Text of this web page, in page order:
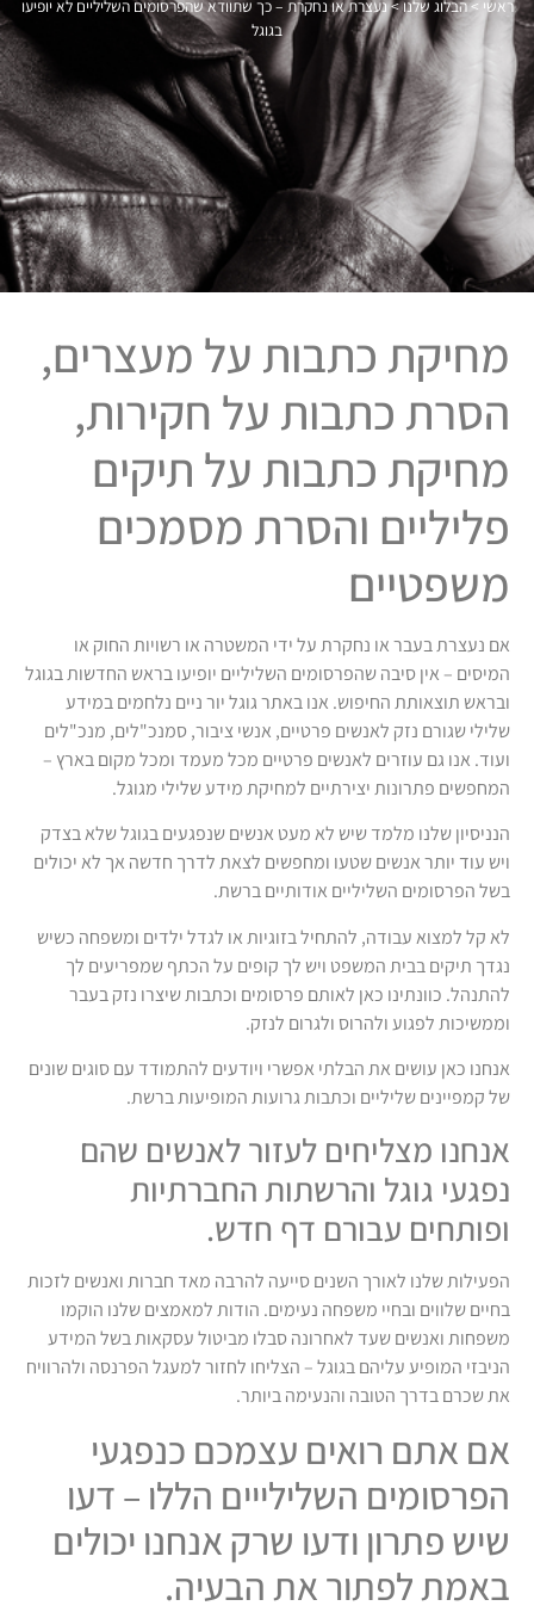
ראשי >הבלוג שלנו>נעצרת או נחקרת – כך שתוודא שהפרסומים השליליים לא יופיעו
בגוגל
מחיקת כתבות על מעצרים,
הסרת כתבות על חקירות,
מחיקת כתבות על תיקים
פליליים והסרת מסמכים
משפטיים
אם נעצרת בעבר או נחקרת על ידי המשטרה או רשויות החוק או
המיסים – אין סיבה שהפרסומים השליליים יופיעו בראש החדשות בגוגל
ובראש תוצאותת החיפוש. אנו באתר גוגל יור ניים נלחמים במידע
שלילי שגורם נזק לאנשים פרטיים, אנשי ציבור, סמנכ"לים, מנכ"לים
ועוד. אנו גם עוזרים לאנשים פרטיים מכל מעמד ומכל מקום בארץ –
המחפשים פתרונות יצירתיים למחיקת מידע שלילי מגוגל.
הנניסיון שלנו מלמד שיש לא מעט אנשים שנפגעים בגוגל שלא בצדק
ויש עוד יותר אנשים שטעו ומחפשים לצאת לדרך חדשה אך לא יכולים
בשל הפרסומים השליליים אודותיים ברשת.
לא קל למצוא עבודה, להתחיל בזוגיות או לגדל ילדים ומשפחה כשיש
נגדך תיקים בבית המשפט ויש לך קופים על הכתף שמפריעים לך
להתנהל. כוונתינו כאן לאותם פרסומים וכתבות שיצרו נזק בעבר
וממשיכות לפגוע ולהרוס ולגרום לנזק.
אנחנו כאן עושים את הבלתי אפשרי ויודעים להתמודד עם סוגים שונים
של קמפיינים שליליים וכתבות גרועות המופיעות ברשת.
אנחנו מצליחים לעזור לאנשים שהם
נפגעי גוגל והרשתות החברתיות
ופותחים עבורם דף חדש.
הפעילות שלנו לאורך השנים סייעה להרבה מאד חברות ואנשים לזכות
בחיים שלווים ובחיי משפחה נעימים. הודות למאמצים שלנו הוקמו
משפחות ואנשים שעד לאחרונה סבלו מביטול עסקאות בשל המידע
הניבזי המופיע עליהם בגוגל – הצליחו לחזור למעגל הפרנסה ולהרוויח
את שכרם בדרך הטובה והנעימה ביותר.
אם אתם רואים עצמכם כנפגעי
הפרסומים השלילייים הללו – דעו
שיש פתרון ודעו שרק אנחנו יכולים
באמת לפתור את הבעיה.